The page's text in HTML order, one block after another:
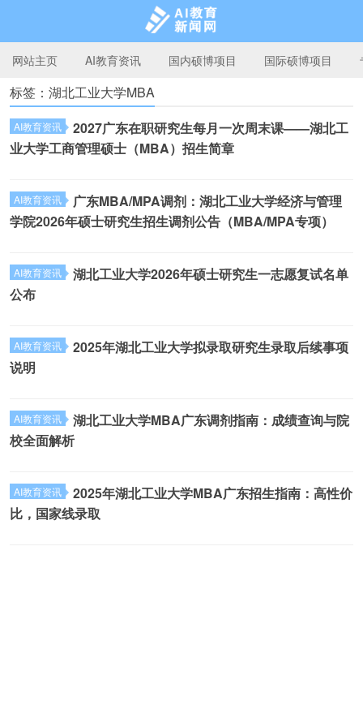
AI教育新闻网
网站主页 AI教育资讯 国内硕博项目 国际硕博项目
标签：湖北工业大学MBA
AI教育资讯
2027广东在职研究生每月一次周末课——湖北工
业大学工商管理硕士（MBA）招生简章
AI教育资讯
广东MBA/MPA调剂：湖北工业大学经济与管理
学院2026年硕士研究生招生调剂公告（MBA/MPA专项）
AI教育资讯
湖北工业大学2026年硕士研究生一志愿复试名单
公布
AI教育资讯
2025年湖北工业大学拟录取研究生录取后续事项
说明
AI教育资讯
湖北工业大学MBA广东调剂指南：成绩查询与院
校全面解析
AI教育资讯
2025年湖北工业大学MBA广东招生指南：高性价
比，国家线录取